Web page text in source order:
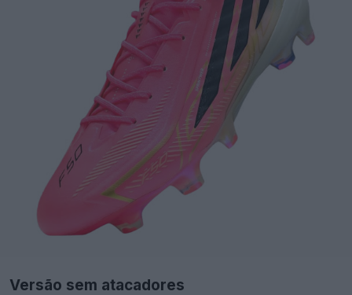
Versão sem atacadores